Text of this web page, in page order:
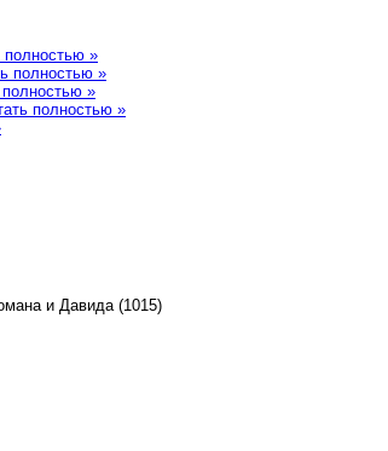
полностью »
полностью »
полностью »
полностью »
и Давида (1015)